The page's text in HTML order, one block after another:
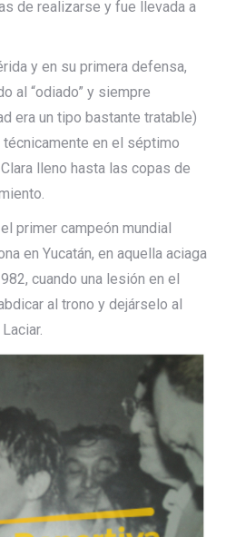
de realizarse y fue llevada a
y en su primera defensa,
al “odiado” y siempre
era un tipo bastante tratable)
en el séptimo
lleno hasta las copas de
primer campeón mundial
en Yucatán, en aquella aciaga
cuando una lesión en el
al trono y dejárselo al